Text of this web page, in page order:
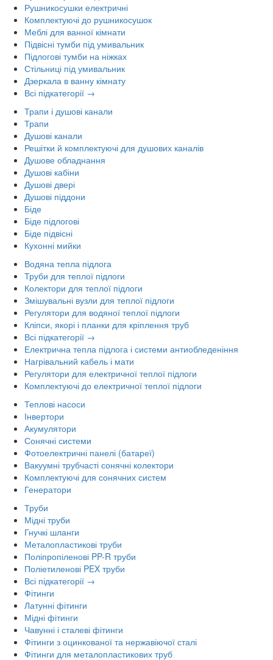
Рушникосушки електричні
Комплектуючі до рушникосушок
Меблі для ванної кімнати
Підвісні тумби під умивальник
Підлогові тумби на ніжках
Стільниці під умивальник
Дзеркала в ванну кімнату
Всі підкатегорії →
Трапи і душові канали
Трапи
Душові канали
Решітки й комплектуючі для душових каналів
Душове обладнання
Душові кабіни
Душові двері
Душові піддони
Біде
Біде підлогові
Біде підвісні
Кухонні мийки
Водяна тепла підлога
Труби для теплої підлоги
Колектори для теплої підлоги
Змішувальні вузли для теплої підлоги
Регулятори для водяної теплої підлоги
Кліпси, якорі і планки для кріплення труб
Всі підкатегорії →
Електрична тепла підлога і системи антиобледеніння
Нагрівальний кабель і мати
Регулятори для електричної теплої підлоги
Комплектуючі до електричної теплої підлоги
Теплові насоси
Інвертори
Акумулятори
Сонячні системи
Фотоелектричні панелі (батареї)
Вакуумні трубчасті сонячні колектори
Комплектуючі для сонячних систем
Генератори
Труби
Мідні труби
Гнучкі шланги
Металопластикові труби
Поліпропіленові PP-R труби
Поліетиленові PEX труби
Всі підкатегорії →
Фітинги
Латунні фітинги
Мідні фітинги
Чавунні і сталеві фітинги
Фітинги з оцинкованої та нержавіючої сталі
Фітинги для металопластикових труб